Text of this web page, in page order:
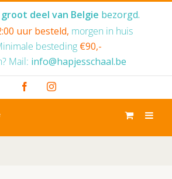
deel van Belgie bezorgd.
uur besteld, morgen in huis
besteding €90,-
Mail: info@hapjesschaal.be
FacebookInstagram